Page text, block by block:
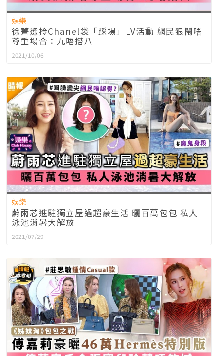
娛樂
徐菁遙拎Chanel袋「踩場」LV活動 網民狠鬧唔
尊重場合：九唔搭八
2021/10/06
娛樂
蔚雨芯進駐獨立屋過超豪生活 曬百萬包包 私人
泳池消暑大解放
2021/07/29